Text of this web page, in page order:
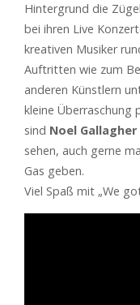
Hintergrund die
bei ihren Live
kreativen Musiker
Auftritten wie zum
anderen Künstlern
kleine Überraschung
sind Noel Gallagher
sehen, auch gerne
Gas geben.
Viel Spaß mit „We